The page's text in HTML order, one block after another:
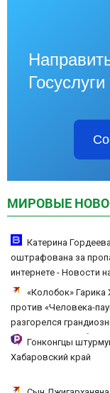
Госуслуги
МИРОВЫЕ
Катерина Гордеева
оштрафована за
интернете - Новости
«Колобок»
против «Человека-
разгорелся
а картина уже собрала
млн рублей
Гонконгцы
Хабаровский край